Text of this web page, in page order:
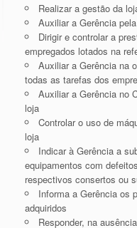
Realizar a gestão da
Auxiliar a Gerência
Dirigir e controlar a
empregados lotados na
Auxiliar a Gerência na
todas as tarefas dos
Auxiliar a Gerência no
loja
Controlar o uso de
loja
Indicar à Gerência a
equipamentos com
respectivos consertos ou
Informa a Gerência os
adquiridos
Responder, na